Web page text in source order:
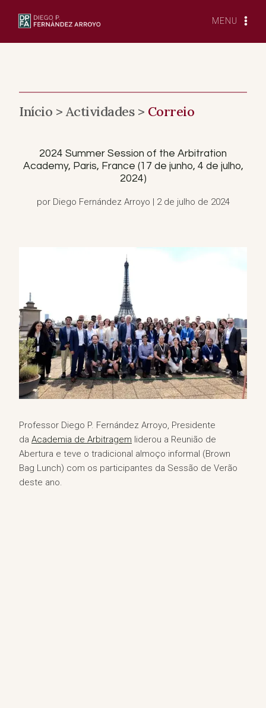
MENU
Início >Actividades > Correio
2024 Summer Session of the Arbitration
Academy, Paris, France (17 de junho, 4 de julho,
2024)
por Diego Fernández Arroyo | 2 de julho de 2024
Professor Diego P. Fernández Arroyo, Presidente
da Academia de Arbitragem liderou a Reunião de
Abertura e teve o tradicional almoço informal (Brown
Bag Lunch) com os participantes da Sessão de Verão
deste ano.